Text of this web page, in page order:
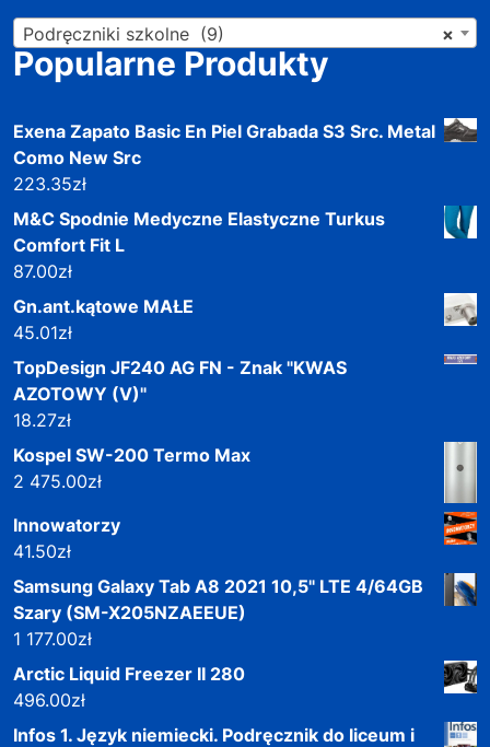
×
Podręczniki szkolne (9)
Popularne Produkty
Exena Zapato Basic En Piel Grabada S3 Src. Metal
Como New Src
223.35zł
M&C Spodnie Medyczne Elastyczne Turkus
Comfort Fit L
87.00zł
Gn.ant.kątowe MAŁE
45.01zł
TopDesign JF240 AG FN - Znak "KWAS
AZOTOWY (V)"
18.27zł
Kospel SW-200 Termo Max
2 475.00zł
Innowatorzy
41.50zł
Samsung Galaxy Tab A8 2021 10,5" LTE 4/64GB
Szary (SM-X205NZAEEUE)
1 177.00zł
Arctic Liquid Freezer II 280
496.00zł
Infos 1. Język niemiecki. Podręcznik do liceum i